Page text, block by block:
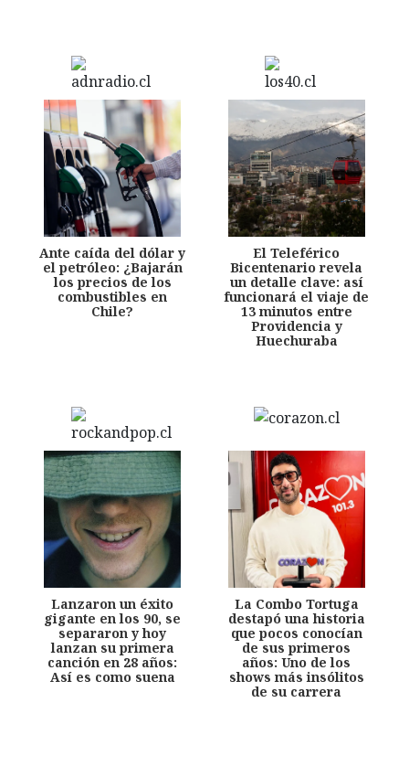
Ante caída del dólar y
el petróleo: ¿Bajarán
los precios de los
combustibles en
Chile?
El Teleférico
Bicentenario revela
un detalle clave: así
funcionará el viaje de
13 minutos entre
Providencia y
Huechuraba
Lanzaron un éxito
gigante en los 90, se
separaron y hoy
lanzan su primera
canción en 28 años:
Así es como suena
La Combo Tortuga
destapó una historia
que pocos conocían
de sus primeros
años: Uno de los
shows más insólitos
de su carrera